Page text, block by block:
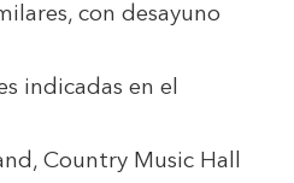
con desayuno
indicadas en el
Country Music Hall